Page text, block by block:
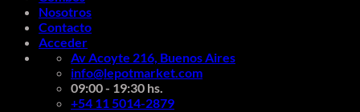
Nosotros
Contacto
Acceder
Av Acoyte 216, Buenos Aires
info@lepotmarket.com
09:00 - 19:30 hs.
+54 11 5014-2879